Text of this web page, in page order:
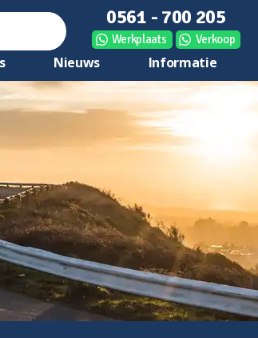
0561 - 700 205
Werkplaats Verkoop
Nieuws Informatie